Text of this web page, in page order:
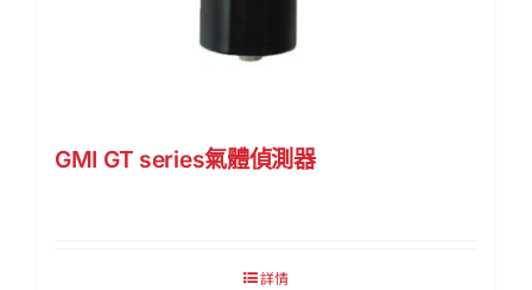
GMI GT series氣體偵測器
詳情